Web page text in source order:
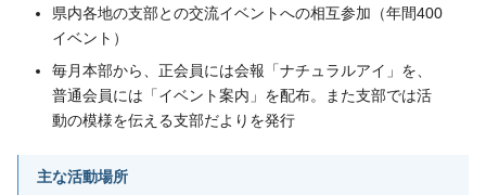
県内各地の支部との交流イベントへの相互参加（年間400
イベント）
毎月本部から、正会員には会報「ナチュラルアイ」を、
普通会員には「イベント案内」を配布。また支部では活
動の模様を伝える支部だよりを発行
主な活動場所